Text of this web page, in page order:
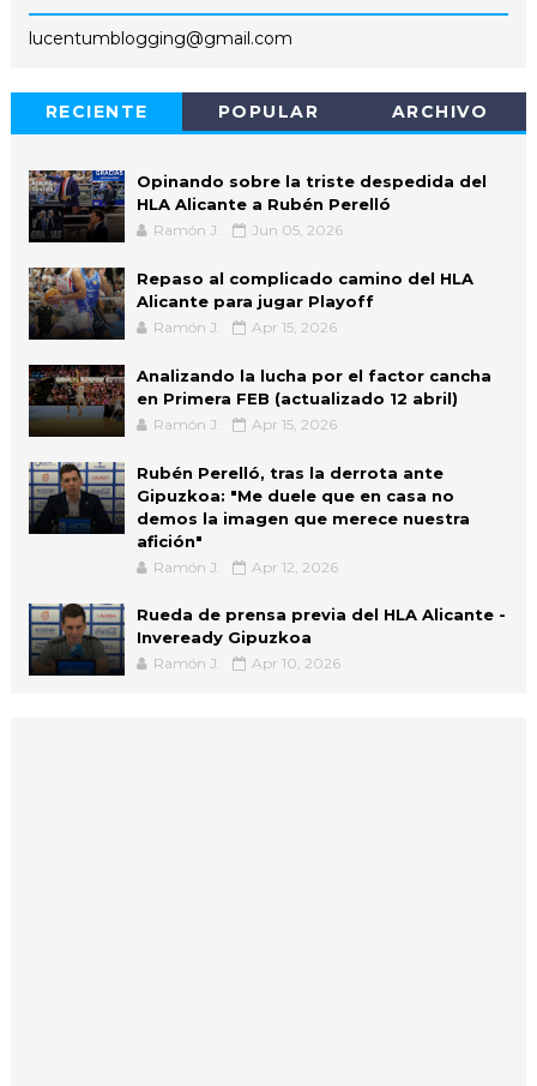
lucentumblogging@gmail.com
RECIENTE POPULAR ARCHIVO
Opinando sobre la triste despedida del
HLA Alicante a Rubén Perelló
Ramón J. Jun 05, 2026
Repaso al complicado camino del HLA
Alicante para jugar Playoff
Ramón J. Apr 15, 2026
Analizando la lucha por el factor cancha
en Primera FEB (actualizado 12 abril)
Ramón J. Apr 15, 2026
Rubén Perelló, tras la derrota ante
Gipuzkoa: "Me duele que en casa no
demos la imagen que merece nuestra
afición"
Ramón J. Apr 12, 2026
Rueda de prensa previa del HLA Alicante -
Inveready Gipuzkoa
Ramón J. Apr 10, 2026